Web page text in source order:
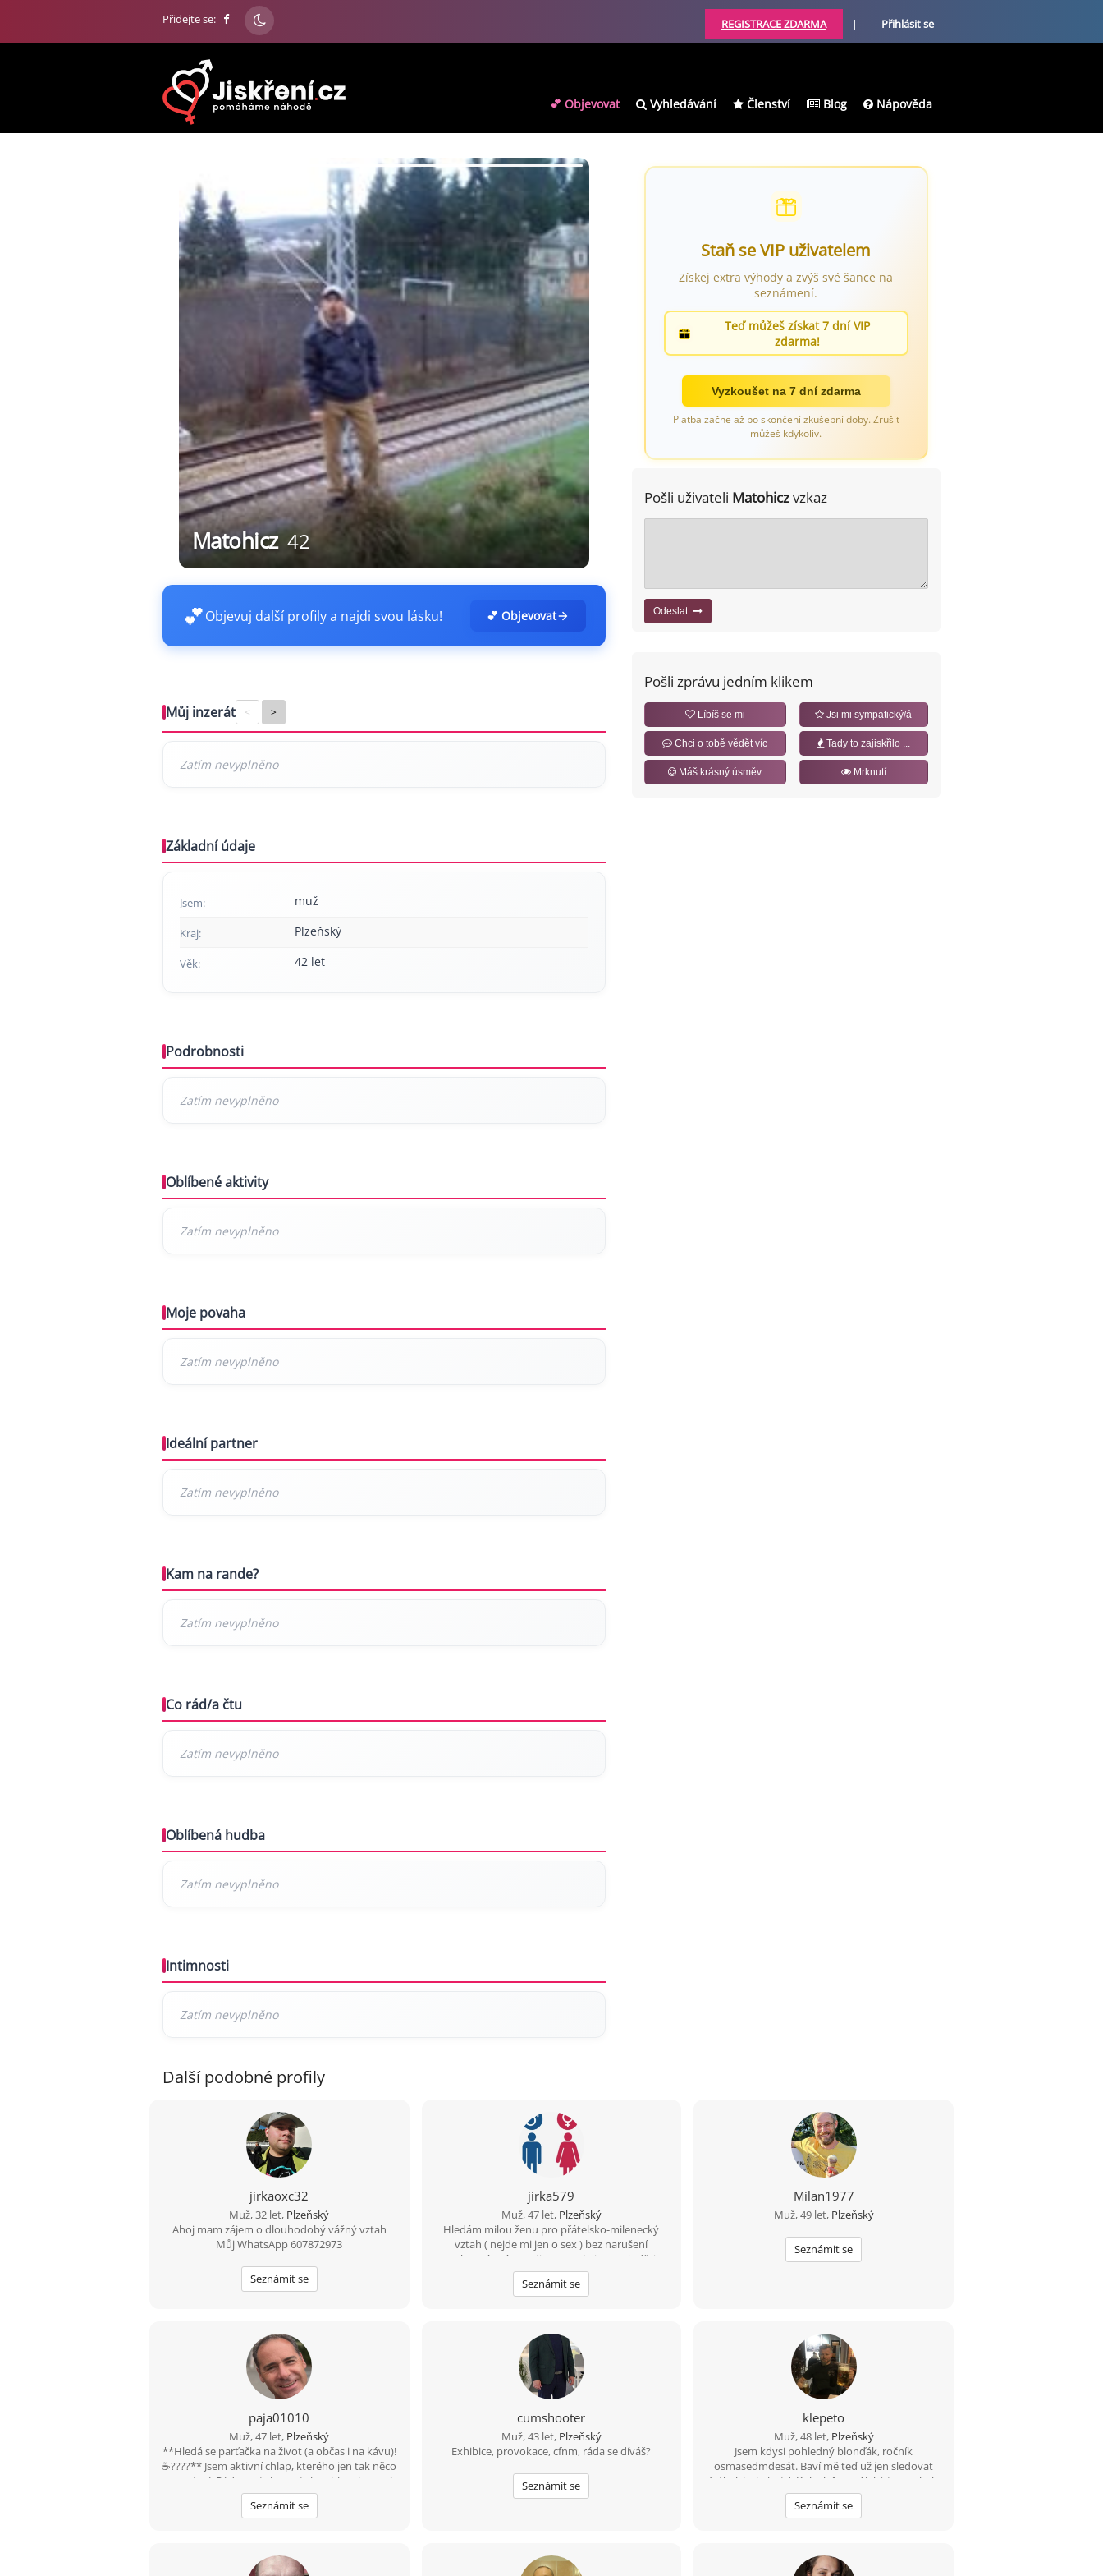
Přidejte se: REGISTRACE ZDARMA | Přihlásit se
💕 Objevovat Vyhledávání Členství Blog Nápověda
Matohicz 42
💕Objevuj další profily a najdi svou lásku! 💕 Objevovat
Můj inzerát < >
Základní údaje
Jsem: muž
Kraj: Plzeňský
Věk: 42 let
Podrobnosti
Oblíbené aktivity
Moje povaha
Ideální partner
Kam na rande?
Co rád/a čtu
Oblíbená hudba
Intimnosti
Staň se VIP uživatelem
Získej extra výhody a zvýš své šance na
seznámení.
Teď můžeš získat 7 dní VIP
zdarma!
Vyzkoušet na 7 dní zdarma
Platba začne až po skončení zkušební doby. Zrušit
můžeš kdykoliv.
Pošli uživateli Matohiczvzkaz
Odeslat
Pošli zprávu jedním klikem
Líbíš se mi Jsi mi sympatický/á
Chci o tobě vědět víc Tady to zajiskřilo ...
Máš krásný úsměv Mrknutí
Další podobné profily
jirkaoxc32
Muž, 32 let, Plzeňský
Ahoj mam zájem o dlouhodobý vážný vztah
Můj WhatsApp 607872973
Seznámit se
jirka579
Muž, 47 let, Plzeňský
Hledám milou ženu pro přátelsko-milenecký
vztah ( nejde mi jen o sex ) bez narušení
soukromí, mám rodinu a nechci opustit děti .
Prostě potřebuji utéct od stereotypu
Seznámit se
Milan1977
Muž, 49 let, Plzeňský
Seznámit se
paja01010
Muž, 47 let, Plzeňský
**Hledá se parťačka na život (a občas i na kávu)!
☕????** Jsem aktivní chlap, kterého jen tak něco
nezastaví. Rád sportuju, cestuju, objevuju nová
místa a zážitky. Jsem pro každou legraci, protože
život je přece mnohem lepší s úsměvem na
kvalitně zrelaxuju, že usnu. ???? Hledám fajn
ženu ve věku 40–47 let, která je taky trochu
Seznámit se
cumshooter
Muž, 43 let, Plzeňský
Exhibice, provokace, cfnm, ráda se díváš?
Seznámit se
klepeto
Muž, 48 let, Plzeňský
Jsem kdysi pohledný blonďák, ročník
osmasedmdesát. Baví mě teď už jen sledovat
fotbal, hokej, atd. Kolo, lyže a nějaký ten pohyb
ve vodě ještě zvládnu a možná i běh (pár
metrů;-) A co hledám? Zajímavý ženský objekt
Seznámit se